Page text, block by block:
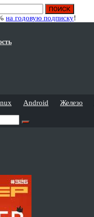
на годовую подписку!
Android Железо